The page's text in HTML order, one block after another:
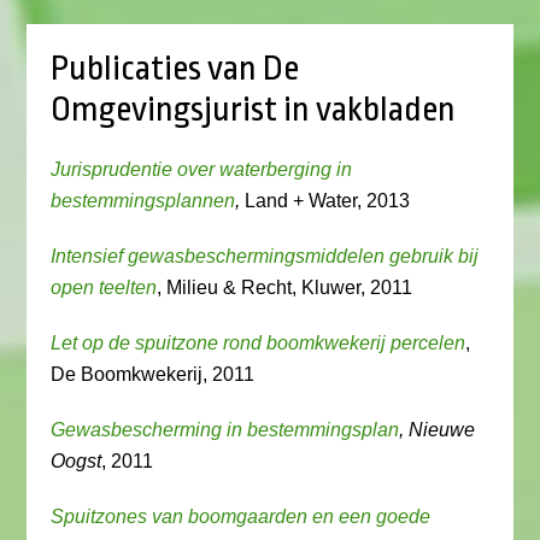
Publicaties van De
Omgevingsjurist in vakbladen
Jurisprudentie over waterberging in
bestemmingsplannen, Land + Water, 2013
Intensief gewasbeschermingsmiddelen gebruik bij
open teelten, Milieu & Recht, Kluwer, 2011
Let op de spuitzone rond boomkwekerij percelen,
De Boomkwekerij, 2011
Gewasbescherming in bestemmingsplan, Nieuwe
Oogst, 2011
Spuitzones van boomgaarden en een goede